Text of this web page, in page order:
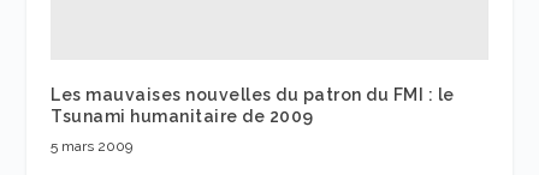
Les mauvaises nouvelles du patron du FMI : le
Tsunami humanitaire de 2009
5 mars 2009